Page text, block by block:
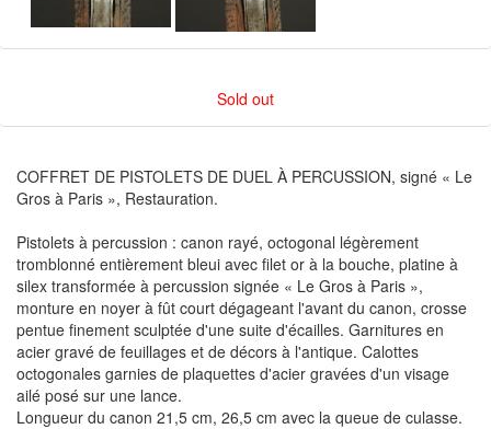
Sold out
COFFRET DE PISTOLETS DE DUEL À PERCUSSION, signé « Le
Gros à Paris », Restauration.
Pistolets à percussion : canon rayé, octogonal légèrement
tromblonné entièrement bleui avec filet or à la bouche, platine à
silex transformée à percussion signée « Le Gros à Paris »,
monture en noyer à fût court dégageant l'avant du canon, crosse
pentue finement sculptée d'une suite d'écailles. Garnitures en
acier gravé de feuillages et de décors à l'antique. Calottes
octogonales garnies de plaquettes d'acier gravées d'un visage
ailé posé sur une lance.
Longueur du canon 21,5 cm, 26,5 cm avec la queue de culasse.